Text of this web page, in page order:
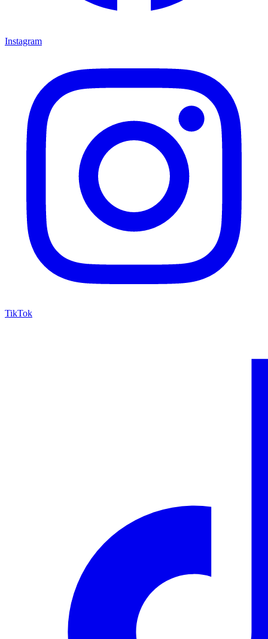
Instagram
TikTok